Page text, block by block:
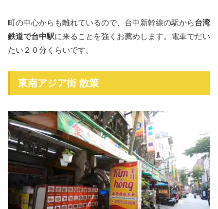
町の中心からも離れているので、台中新幹線の駅から台湾
鉄道で台中駅に来ることを強くお薦めします。電車でだい
たい２０分くらいです。
東南アジア街 散策